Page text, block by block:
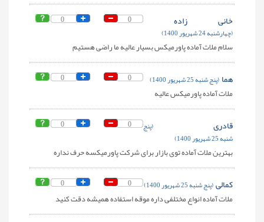
0 0 خانی زاده
(چهارشنبه 24 شهریور 1400)
سلام ملات آماده پاورمیکس بسیار عالیه ما راضی هستیم
0 0 هما (پنج شنبه 25 شهریور 1400)
ملات آماده پاورمیکس عالیه
0 0 قادری
(پنج
شنبه 25 شهریور 1400)
بهترین ملات آماده توی بازار برای شرکت پاورمیکسه حرف نداره
0 0 کمالی(پنج شنبه 25 شهریور 1400)
ملات آماده انواع مختلفی داره موقه استفاده همیشه دقت کنید